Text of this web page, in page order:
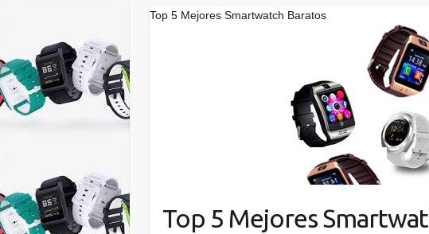
Top 5 Mejores Smartwatch Baratos
Top 5 Mejores